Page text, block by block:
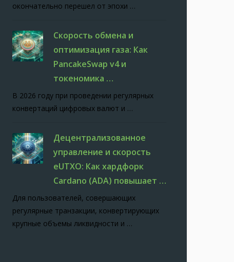
окончательно перешел от эпохи …
Скорость обмена и
оптимизация газа: Как
PancakeSwap v4 и
токеномика …
В 2026 году при проведении регулярных
конвертаций цифровых валют и …
Децентрализованное
управление и скорость
eUTXO: Как хардфорк
Cardano (ADA) повышает …
Для пользователей, совершающих
регулярные транзакции, конвертирующих
крупные объемы ликвидности и …